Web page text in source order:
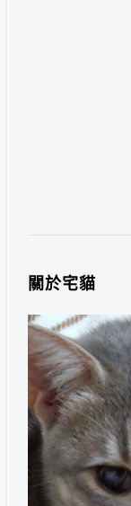
關於宅貓